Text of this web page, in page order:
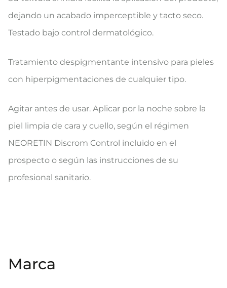
dejando un acabado imperceptible y tacto seco.
Testado bajo control dermatológico.
Tratamiento despigmentante intensivo para pieles
con hiperpigmentaciones de cualquier tipo.
Agitar antes de usar. Aplicar por la noche sobre la
piel limpia de cara y cuello, según el régimen
NEORETIN Discrom Control incluido en el
prospecto o según las instrucciones de su
profesional sanitario.
Marca